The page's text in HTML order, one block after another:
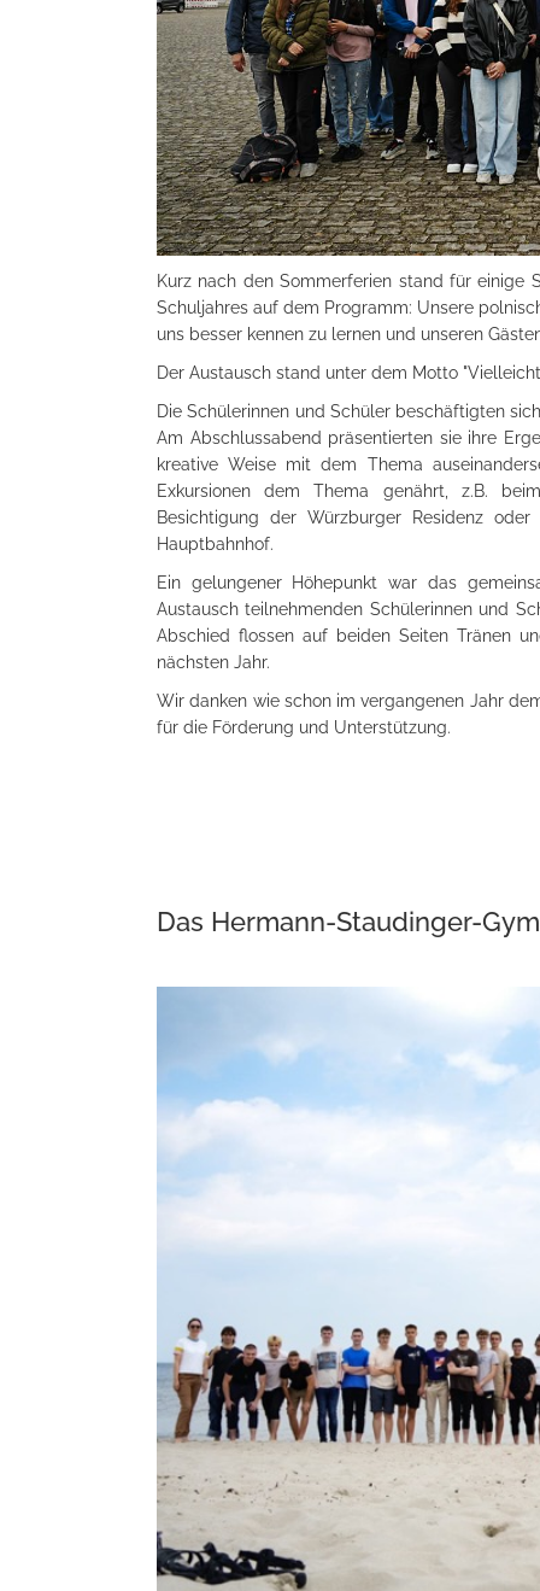
Kurz nach den Sommerferien stand für einige
Schuljahres auf dem Programm: Unsere
uns besser kennen zu lernen und unseren
Der Austausch stand unter dem Motto
Die Schülerinnen und Schüler beschäftigten
Am Abschlussabend präsentierten sie ihre
kreative Weise mit dem Thema
Exkursionen dem Thema genährt, z.B.
Besichtigung der Würzburger Residenz
Hauptbahnhof.
Ein gelungener Höhepunkt war das
Austausch teilnehmenden Schülerinnen und
Abschied flossen auf beiden Seiten Tränen
nächsten Jahr.
Wir danken wie schon im vergangenen Jahr
für die Förderung und Unterstützung.
Das Hermann-Staudinger-